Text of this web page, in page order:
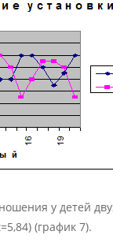
у детей
(график 7).